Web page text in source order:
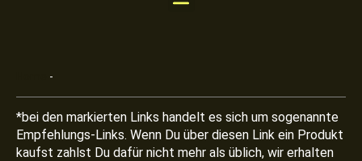
-
*bei den markierten Links handelt es sich um sogenannte
Empfehlungs-Links. Wenn Du über diesen Link ein Produkt
kaufst zahlst Du dafür nicht mehr als üblich, wir erhalten